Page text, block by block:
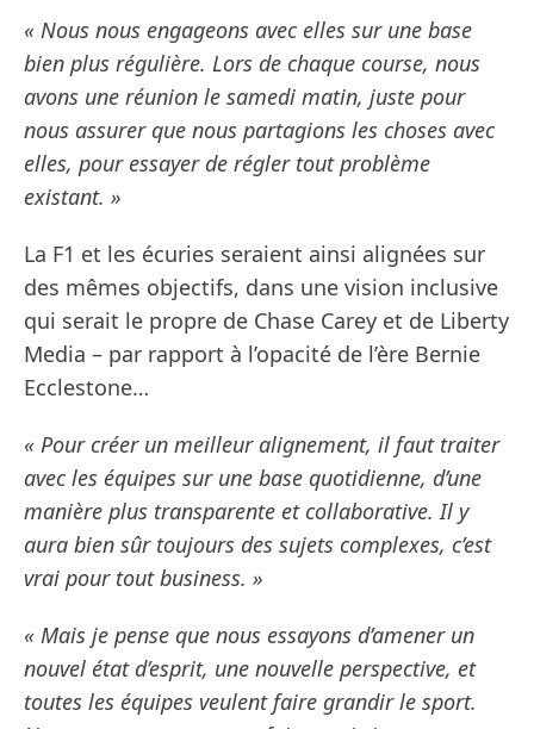
« Nous nous engageons avec elles sur une base
bien plus régulière. Lors de chaque course, nous
avons une réunion le samedi matin, juste pour
nous assurer que nous partagions les choses avec
elles, pour essayer de régler tout problème
existant. »
La F1 et les écuries seraient ainsi alignées sur
des mêmes objectifs, dans une vision inclusive
qui serait le propre de Chase Carey et de Liberty
Media – par rapport à l’opacité de l’ère Bernie
Ecclestone…
« Pour créer un meilleur alignement, il faut traiter
avec les équipes sur une base quotidienne, d’une
manière plus transparente et collaborative. Il y
aura bien sûr toujours des sujets complexes, c’est
vrai pour tout business. »
« Mais je pense que nous essayons d’amener un
nouvel état d’esprit, une nouvelle perspective, et
toutes les équipes veulent faire grandir le sport.